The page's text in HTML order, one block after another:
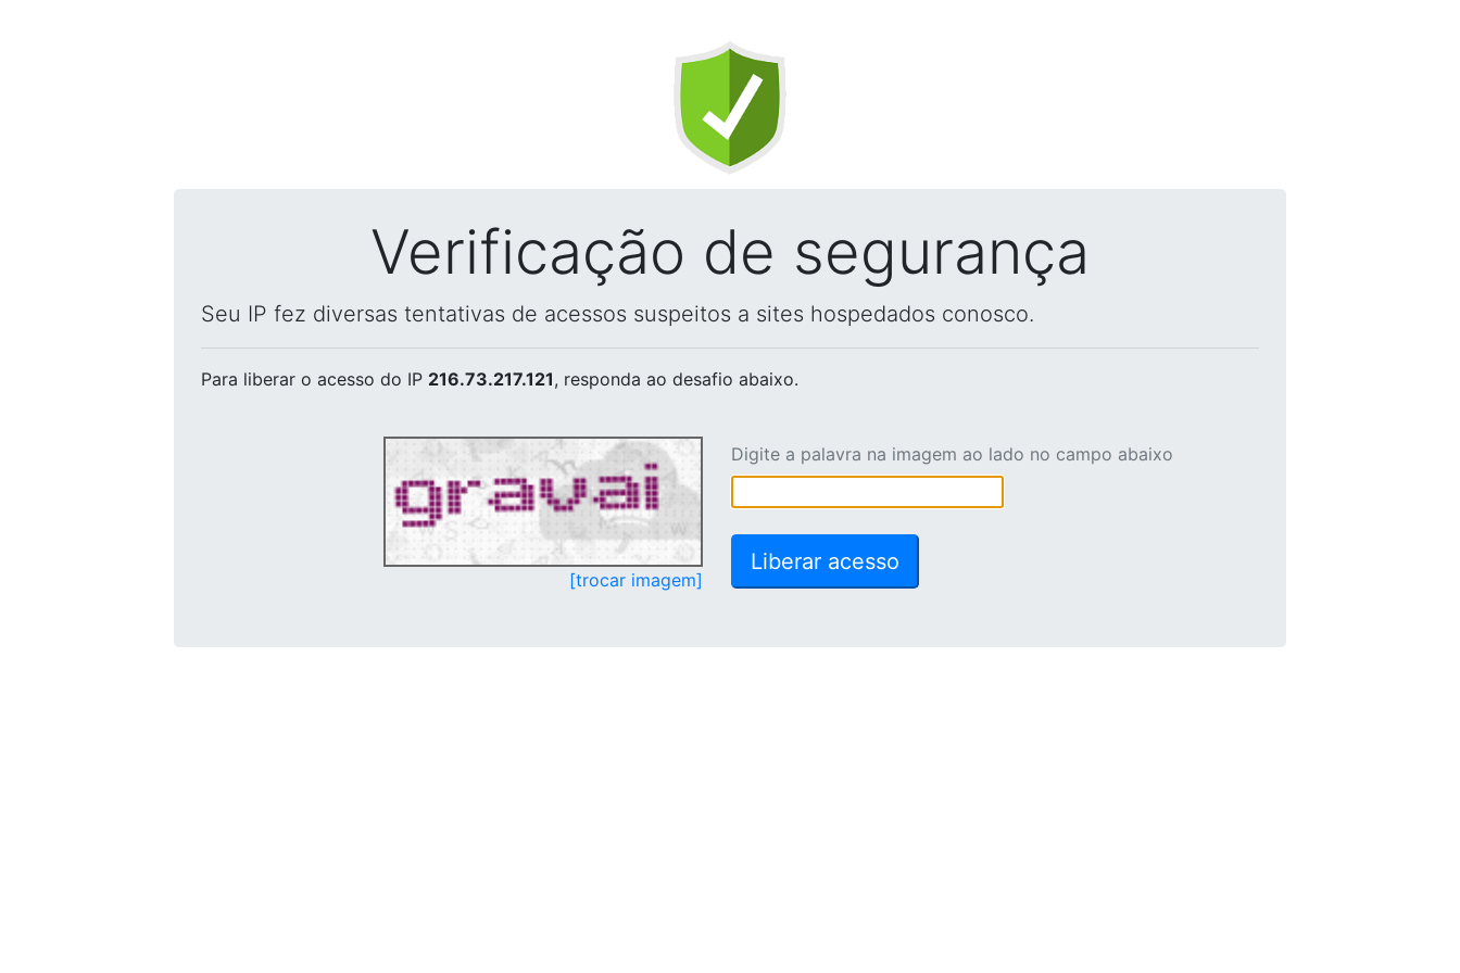
Verificação de segurança
Seu IP fez diversas tentativas de acessos suspeitos a sites hospedados conosco.
Para liberar o acesso do IP 216.73.217.121, responda ao desafio abaixo.
[trocar imagem]
Digite a palavra na imagem ao lado no campo abaixo